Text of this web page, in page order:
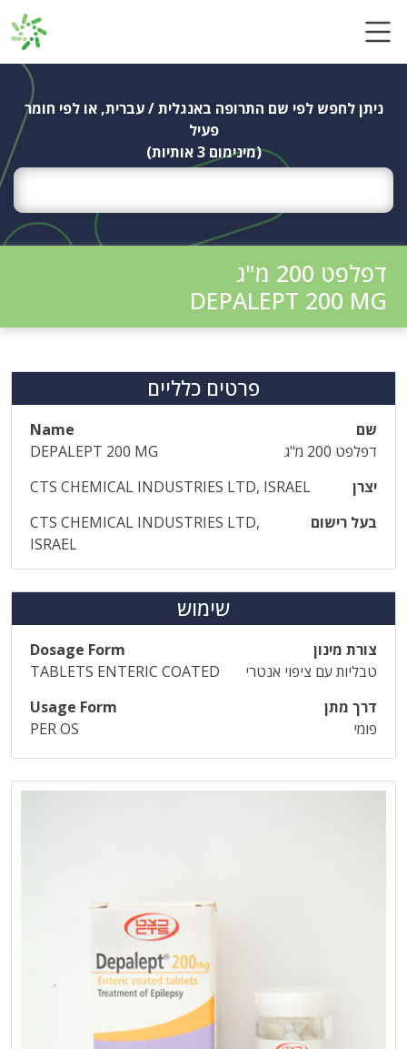
ניתן לחפש לפי שם התרופה באנגלית / עברית, או לפי חומר
פעיל
(מינימום 3 אותיות)
דפלפט 200 מ"ג
DEPALEPT 200 MG
פרטים כלליים
שם
Name
דפלפט 200 מ"ג
DEPALEPT 200 MG
יצרן
CTS CHEMICAL INDUSTRIES LTD, ISRAEL
בעל רישום
CTS CHEMICAL INDUSTRIES LTD,
ISRAEL
שימוש
צורת מינון
Dosage Form
טבליות עם ציפוי אנטרי
TABLETS ENTERIC COATED
דרך מתן
Usage Form
פומי
PER OS